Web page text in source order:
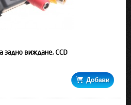
задно виждане, CCD
Добави